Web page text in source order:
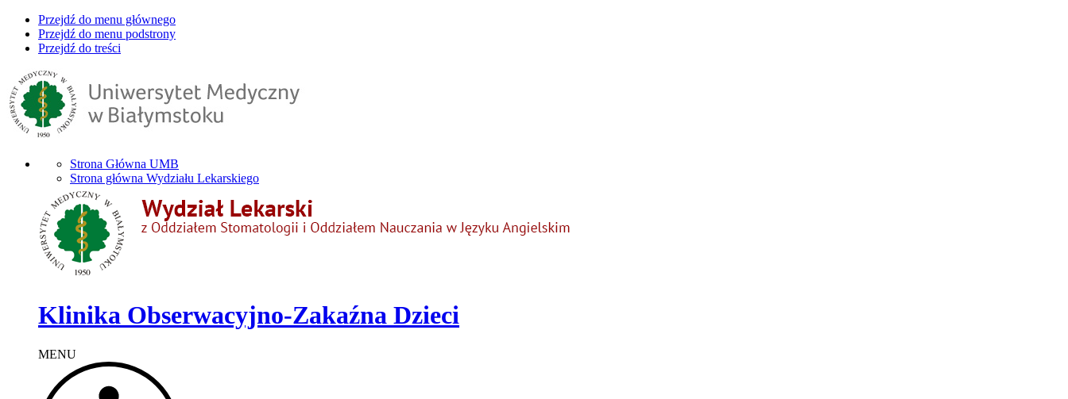
Przejdź do menu głównego
Przejdź do menu podstrony
Przejdź do treści
Strona Główna UMB
Strona główna Wydziału Lekarskiego
Klinika Obserwacyjno-Zakaźna Dzieci
MENU